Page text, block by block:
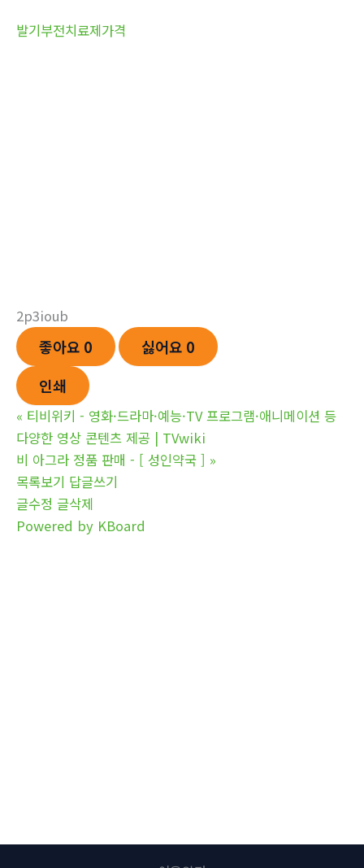
발기부전치료제가격
2p3ioub
좋아요 0 싫어요 0
인쇄
« 티비위키 - 영화·드라마·예능·TV 프로그램·애니메이션 등
다양한 영상 콘텐츠 제공 | TVwiki
비 아그라 정품 판매 - [ 성인약국 ] »
목록보기 답글쓰기
글수정 글삭제
Powered by KBoard